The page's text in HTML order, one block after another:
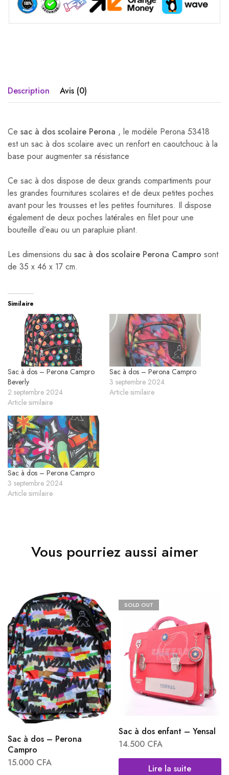
Description Avis (0)
Ce sac à dos scolaire Perona , le modèle Perona 53418
est un sac à dos scolaire avec un renfort en caoutchouc à la
base pour augmenter sa résistance
Ce sac à dos dispose de deux grands compartiments pour
les grandes fournitures scolaires et de deux petites poches
avant pour les trousses et les petites fournitures. Il dispose
également de deux poches latérales en filet pour une
bouteille d’eau ou un parapluie pliant.
Les dimensions du sac à dos scolaire Perona Campro sont
de 35 x 46 x 17 cm.
Similaire
Sac à dos – Perona Campro
Beverly
2 septembre 2024
Article similaire
Sac à dos – Perona Campro
3 septembre 2024
Article similaire
Sac à dos – Perona Campro
3 septembre 2024
Article similaire
Vous pourriez aussi aimer
Sac à dos – Perona
Campro
15.000 CFA
SOLD OUT
Sac à dos enfant – Yensal
14.500 CFA
Lire la suite